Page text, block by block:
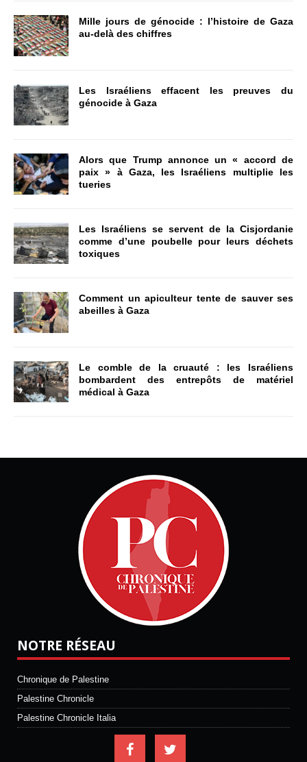
Mille jours de génocide : l’histoire de Gaza
au-delà des chiffres
Les Israéliens effacent les preuves du
génocide à Gaza
Alors que Trump annonce un « accord de
paix » à Gaza, les Israéliens multiplie les
tueries
Les Israéliens se servent de la Cisjordanie
comme d’une poubelle pour leurs déchets
toxiques
Comment un apiculteur tente de sauver ses
abeilles à Gaza
Le comble de la cruauté : les Israéliens
bombardent des entrepôts de matériel
médical à Gaza
NOTRE RÉSEAU
Chronique de Palestine
Palestine Chronicle
Palestine Chronicle Italia